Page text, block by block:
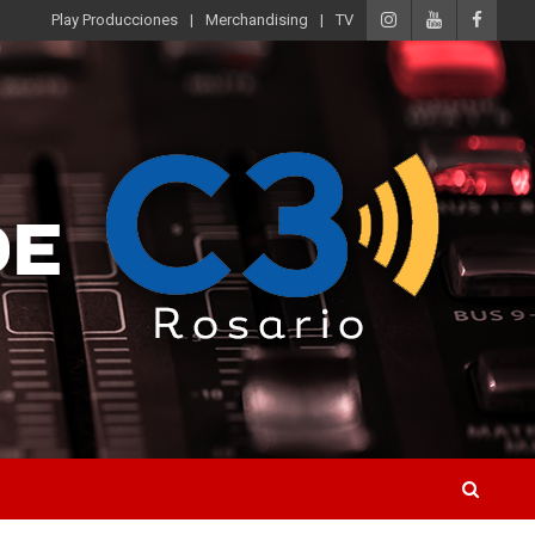
Play Producciones Merchandising TV